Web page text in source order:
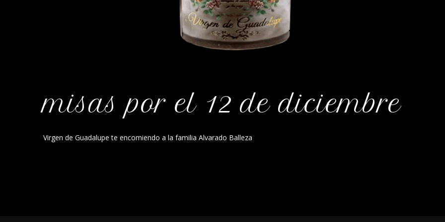
misas por el 12 de diciembre
Virgen de Guadalupe te encomiendo a la familia Alvarado Balleza